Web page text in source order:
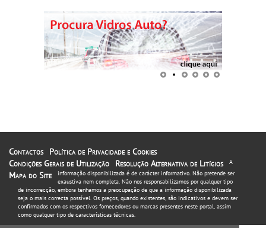
Contactos
Política de Privacidade e Cookies
Condições Gerais de Utilização
Resolução Alternativa de Litígios
Mapa do Site
A
informação disponibilizada é de carácter informativo. Não pretende ser
exaustiva nem completa. Não nos responsabilizamos por qualquer tipo
de incorrecção, embora tenhamos a preocupação de que a informação disponibilizada
seja o mais correcta possível. Os preços, quando existentes, são indicativos e devem ser
confirmados com os respectivos fornecedores ou marcas presentes neste portal, assim
como qualquer tipo de características técnicas.